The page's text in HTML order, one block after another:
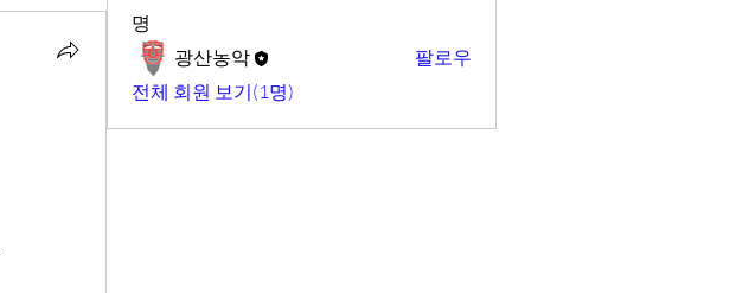
명
광산농악
팔로우
전체 회원 보기(1명)